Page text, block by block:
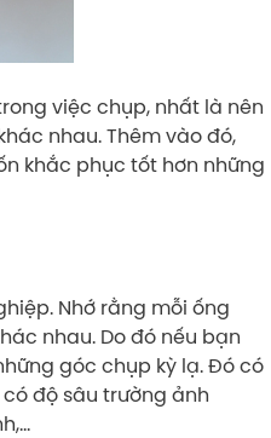
việc chụp, nhất là nên
nhau. Thêm vào đó,
khắc phục tốt hơn những
Nhớ rằng mỗi ống
nhau. Do đó nếu bạn
góc chụp kỳ lạ. Đó có
độ sâu trường ảnh